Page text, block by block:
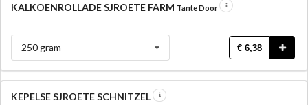
KALKOENROLLADE SJROETE FARM Tante Door
250 gram € 6,38
KEPELSE SJROETE SCHNITZEL